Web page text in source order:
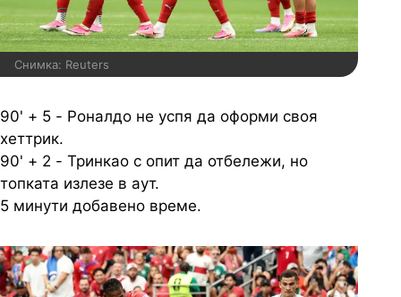
Снимка: Reuters
90' + 5 - Роналдо не успя да оформи своя
хеттрик.
90' + 2 - Тринкао с опит да отбележи, но
топката излезе в аут.
5 минути добавено време.